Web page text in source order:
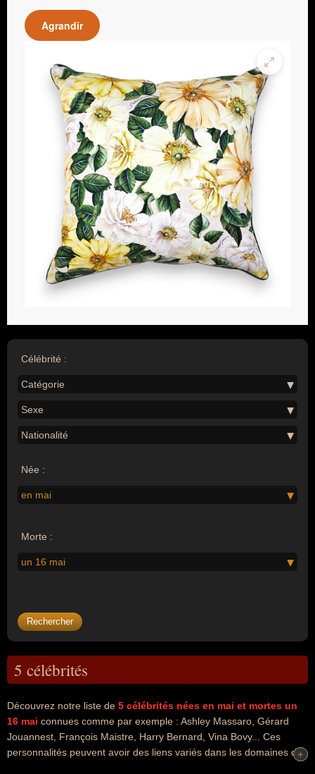
Agrandir
Célébrité :
Catégorie
Sexe
Nationalité
Née :
en mai
Morte :
un 16 mai
5 célébrités
Découvrez notre liste de 5 célébrités nées en mai et mortes un
16 mai connues comme par exemple : Ashley Massaro, Gérard
Jouannest, François Maistre, Harry Bernard, Vina Bovy... Ces
personnalités peuvent avoir des liens variés dans les domaines du
+
+